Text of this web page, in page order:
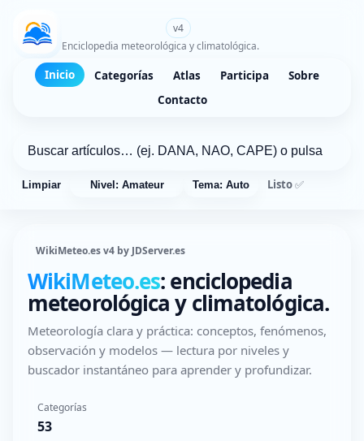
v4
Enciclopedia meteorológica y climatológica.
Inicio Categorías Atlas Participa
Sobre
Contacto
Limpiar Nivel: Amateur Tema: Auto Listo ✅
WikiMeteo.es v4 by JDServer.es
WikiMeteo.es: enciclopedia
meteorológica y climatológica.
Meteorología clara y práctica: conceptos, fenómenos,
observación y modelos — lectura por niveles y
buscador instantáneo para aprender y profundizar.
Categorías
53